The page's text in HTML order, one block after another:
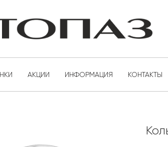
АКЦИИ ИНФОРМАЦИЯ КОНТАКТЫ